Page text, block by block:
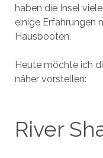
haben die Insel
einige Erfahrungen
Hausbooten.
Heute möchte ich
näher vorstellen:
River